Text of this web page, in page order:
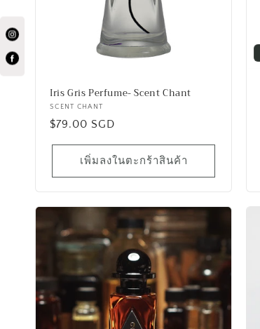
Iris Gris Perfume- Scent Chant
เวน
เด
SCENT CHANT
ราคา
$79.00 SGD
เพิ่มลงในตะกร้าสินค้า